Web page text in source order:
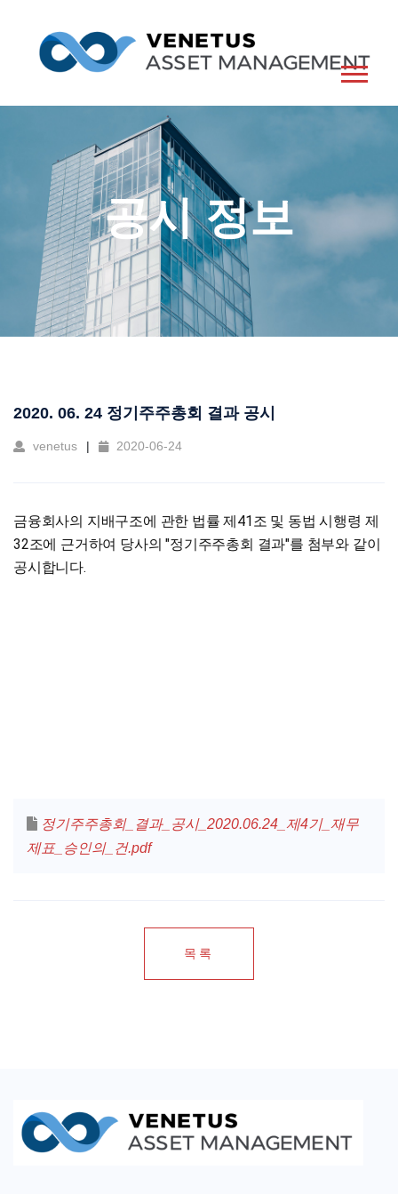
공시 정보
2020. 06. 24 정기주주총회 결과 공시
venetus 2020-06-24
금융회사의 지배구조에 관한 법률 제41조 및 동법 시행령 제
32조에 근거하여 당사의 "정기주주총회 결과"를 첨부와 같이
공시합니다.
정기주주총회_결과_공시_2020.06.24_제4기_재무
제표_승인의_건.pdf
목록